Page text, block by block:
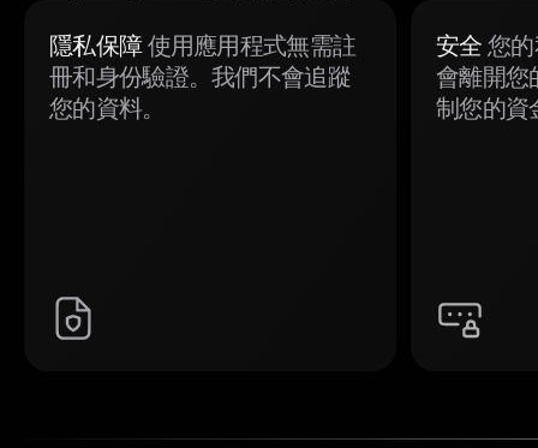
隱私保障使用應用程式無需註
冊和身份驗證。我們不會追蹤
您的資料。
安全 您
會離開您
制您的資